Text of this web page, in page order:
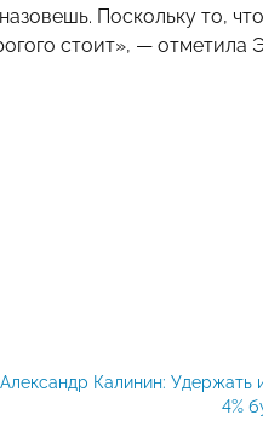
Поскольку то,
стоит», — отметила
Александр Калинин: Удержать
4%